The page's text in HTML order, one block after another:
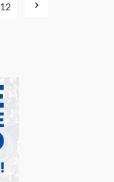
12